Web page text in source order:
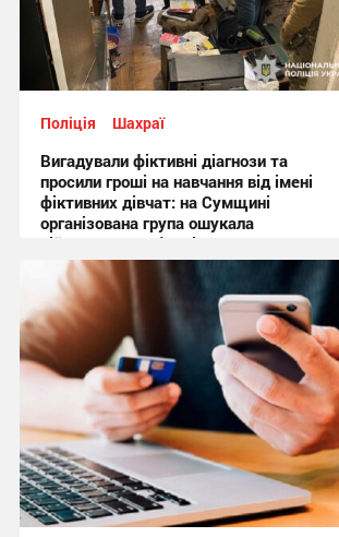
Поліція Шахраї
Вигадували фіктивні діагнози та
просили гроші на навчання від імені
фіктивних дівчат: на Сумщині
організована група ошукала
військовослужбовців на понад
мільйон гривень
14:41, 7.08.2026